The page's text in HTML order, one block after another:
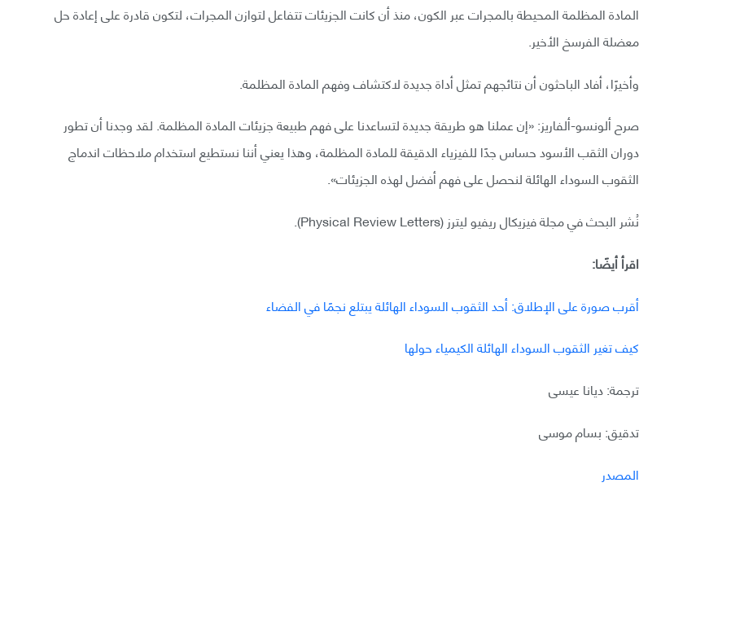
المادة المظلمة المحيطة بالمجرات عبر الكون، منذ أن كانت الجزيئات تتفاعل لتوازن المجرات، لتكون قادرة على إعادة حل
معضلة الفرسخ الأخير.
وأخيرًا، أفاد الباحثون أن نتائجهم تمثل أداة جديدة لاكتشاف وفهم المادة المظلمة.
صرح ألونسو-ألفاريز: «إن عملنا هو طريقة جديدة لتساعدنا على فهم طبيعة جزيئات المادة المظلمة. لقد وجدنا أن تطور
دوران الثقب الأسود حساس جدًا للفيزياء الدقيقة للمادة المظلمة، وهذا يعني أننا نستطيع استخدام ملاحظات اندماج
الثقوب السوداء الهائلة لنحصل على فهم أفضل لهذه الجزيئات».
نُشر البحث في مجلة فيزيكال ريفيو ليترز (Physical Review Letters).
اقرأ أيضًا:
أقرب صورة على الإطلاق: أحد الثقوب السوداء الهائلة يبتلع نجمًا في الفضاء
كيف تغير الثقوب السوداء الهائلة الكيمياء حولها
ترجمة: ديانا عيسى
تدقيق: بسام موسى
المصدر